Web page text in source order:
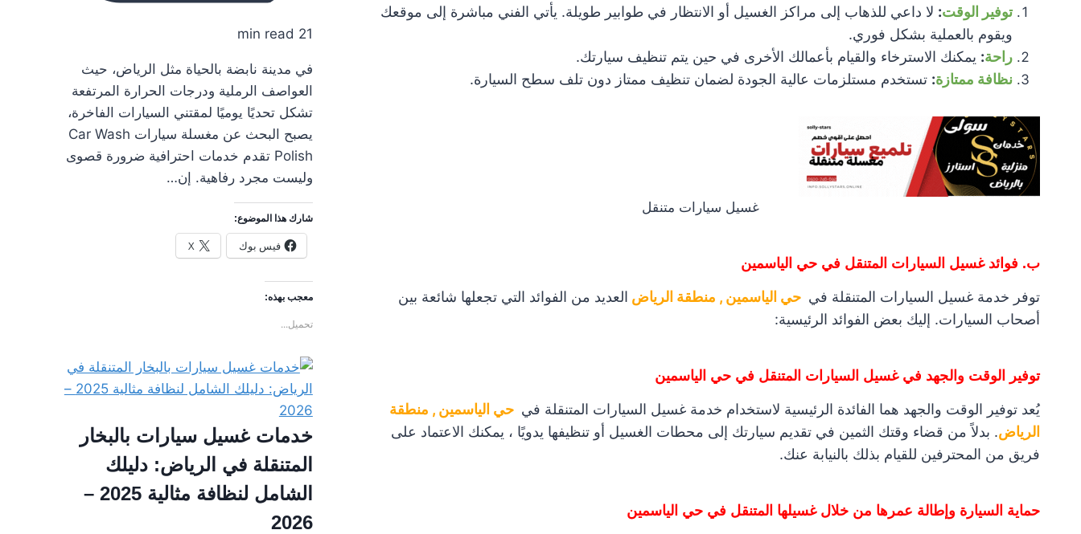
توفير الوقت: لا داعي للذهاب إلى مراكز الغسيل أو الانتظار في طوابير طويلة. يأتي الفني مباشرة إلى موقعك
ويقوم بالعملية بشكل فوري.
راحة: يمكنك الاسترخاء والقيام بأعمالك الأخرى في حين يتم تنظيف سيارتك.
نظافة ممتازة: تستخدم مستلزمات عالية الجودة لضمان تنظيف ممتاز دون تلف سطح السيارة.
غسيل سيارات متنقل
ب. فوائد غسيل السيارات المتنقل في حي الياسمين
توفر خدمة غسيل السيارات المتنقلة في حي الياسمين , منطقة الرياض العديد من الفوائد التي تجعلها شائعة بين
أصحاب السيارات. إليك بعض الفوائد الرئيسية:
توفير الوقت والجهد في غسيل السيارات المتنقل في حي الياسمين
يُعد توفير الوقت والجهد هما الفائدة الرئيسية لاستخدام خدمة غسيل السيارات المتنقلة في حي الياسمين , منطقة
الرياض. بدلاً من قضاء وقتك الثمين في تقديم سيارتك إلى محطات الغسيل أو تنظيفها يدويًا ، يمكنك الاعتماد على
فريق من المحترفين للقيام بذلك بالنيابة عنك.
حماية السيارة وإطالة عمرها من خلال غسيلها المتنقل في حي الياسمين
21 min read
في مدينة نابضة بالحياة مثل الرياض، حيث
العواصف الرملية ودرجات الحرارة المرتفعة
تشكل تحديًا يوميًا لمقتني السيارات الفاخرة،
يصبح البحث عن مغسلة سيارات Car Wash
Polish تقدم خدمات احترافية ضرورة قصوى
وليست مجرد رفاهية. إن…
شارك هذا الموضوع:
فيس بوك X
معجب بهذه:
تحميل...
خدمات غسيل سيارات بالبخار
المتنقلة في الرياض: دليلك
الشامل لنظافة مثالية 2025 –
2026